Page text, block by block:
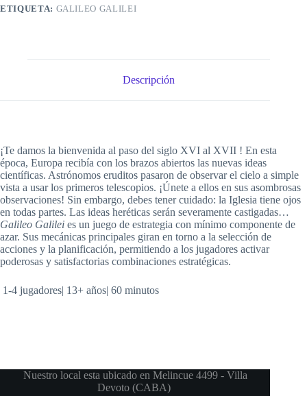
ETIQUETA: GALILEO GALILEI
Descripción
¡Te damos la bienvenida al paso del siglo XVI al XVII ! En esta
época, Europa recibía con los brazos abiertos las nuevas ideas
científicas. Astrónomos eruditos pasaron de observar el cielo a simple
vista a usar los primeros telescopios. ¡Únete a ellos en sus asombrosas
observaciones! Sin embargo, debes tener cuidado: la Iglesia tiene ojos
en todas partes. Las ideas heréticas serán severamente castigadas…
Galileo Galilei es un juego de estrategia con mínimo componente de
azar. Sus mecánicas principales giran en torno a la selección de
acciones y la planificación, permitiendo a los jugadores activar
poderosas y satisfactorias combinaciones estratégicas.
1-4 jugadores| 13+ años| 60 minutos
Nuestro local esta ubicado en Melincue 4499 - Villa
Devoto (CABA)